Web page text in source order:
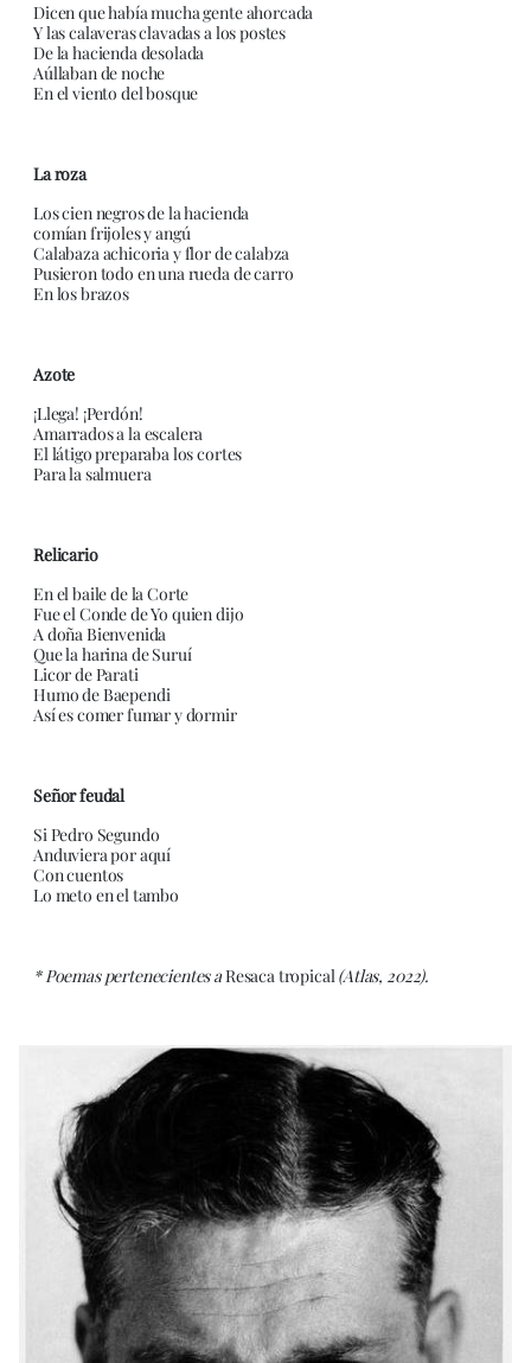
Dicen que había mucha gente ahorcada
Y las calaveras clavadas a los postes
De la hacienda desolada
Aúllaban de noche
En el viento del bosque
La roza
Los cien negros de la hacienda
comían frijoles y angú
Calabaza achicoria y flor de calabza
Pusieron todo en una rueda de carro
En los brazos
Azote
¡Llega! ¡Perdón!
Amarrados a la escalera
El látigo preparaba los cortes
Para la salmuera
Relicario
En el baile de la Corte
Fue el Conde de Yo quien dijo
A doña Bienvenida
Que la harina de Suruí
Licor de Parati
Humo de Baependi
Así es comer fumar y dormir
Señor feudal
Si Pedro Segundo
Anduviera por aquí
Con cuentos
Lo meto en el tambo
* Poemas pertenecientes aResaca tropical(Atlas, 2022).